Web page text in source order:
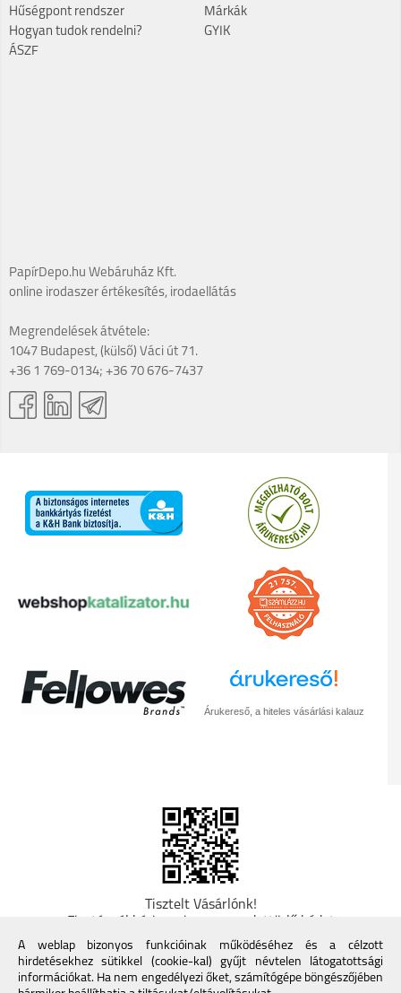
Hűségpont rendszer
Hogyan tudok rendelni?
ÁSZF
Márkák
GYIK
PapírDepo.hu Webáruház Kft.
online irodaszer értékesítés, irodaellátás
Megrendelések átvétele:
1047 Budapest, (külső) Váci út 71.
+36 1 769-0134; +36 70 676-7437
Árukereső, a hiteles vásárlási kalauz
Tisztelt Vásárlónk!
Fizetésnél kérje az ingyenes adattörlő kódot
adatainak biztonsága érdekében! A Kormány
döntése alapján a kereskedő minden tartós
adathordozó termék vásárlásakor köteles ingyenes
adattörlő kódot biztosítani. További információk a
A weblap bizonyos funkcióinak működéséhez és a célzott
hirdetésekhez sütikkel (cookie-kal) gyűjt névtelen látogatottsági
információkat. Ha nem engedélyezi őket, számítógépe böngészőjében